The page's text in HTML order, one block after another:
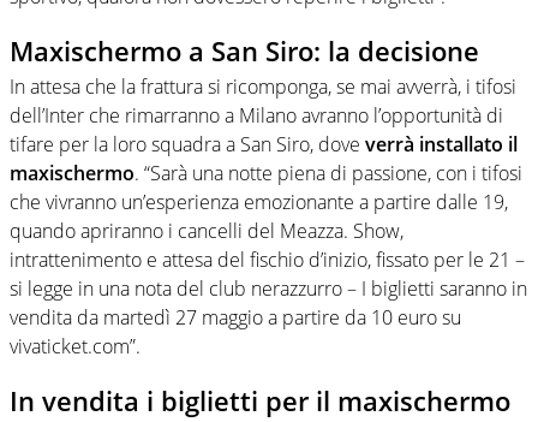
Maxischermo a San Siro: la decisione
In attesa che la frattura si ricomponga, se mai avverrà, i tifosi
dell’Inter che rimarranno a Milano avranno l’opportunità di
tifare per la loro squadra a San Siro, dove verrà installato il
maxischermo. “Sarà una notte piena di passione, con i tifosi
che vivranno un’esperienza emozionante a partire dalle 19,
quando apriranno i cancelli del Meazza. Show,
intrattenimento e attesa del fischio d’inizio, fissato per le 21 –
si legge in una nota del club nerazzurro – I biglietti saranno in
vendita da martedì 27 maggio a partire da 10 euro su
vivaticket.com”.
In vendita i biglietti per il maxischermo